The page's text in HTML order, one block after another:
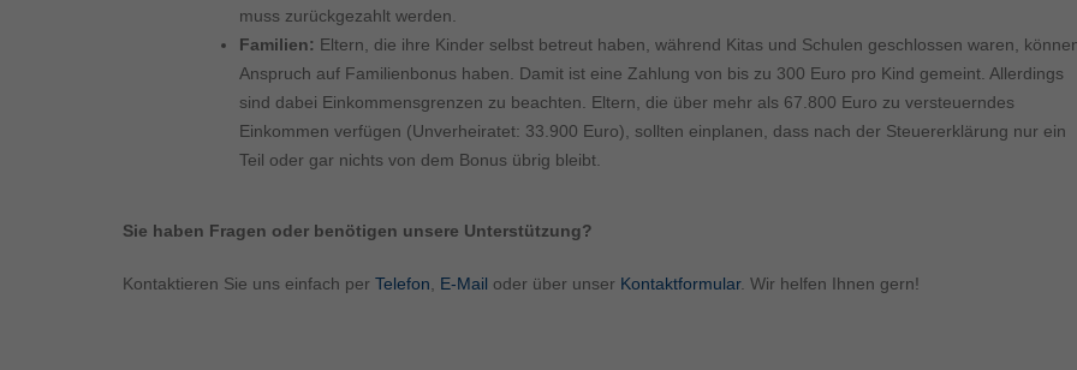
muss zurückgezahlt werden.
Familien: Eltern, die ihre Kinder selbst betreut haben, während Kitas und Schulen geschlossen waren,
Anspruch auf Familienbonus haben. Damit ist eine Zahlung von bis zu 300 Euro pro Kind gemeint. Allerdings
sind dabei Einkommensgrenzen zu beachten. Eltern, die über mehr als 67.800 Euro zu versteuerndes
Einkommen verfügen (Unverheiratet: 33.900 Euro), sollten einplanen, dass nach der Steuererklärung nur ein
Teil oder gar nichts von dem Bonus übrig bleibt.
Sie haben Fragen oder benötigen unsere Unterstützung?
Kontaktieren Sie uns einfach per Telefon, E-Mail oder über unser Kontaktformular. Wir helfen Ihnen gern!
akzeptiert werden, bedarf der Zugriff auf diese Inhalte keiner manuellen Einwilligung mehr.
Cookie-Informationen anzeigen
powered by Borlabs Cookie